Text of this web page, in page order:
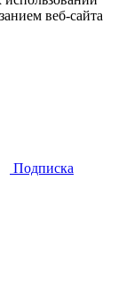
веб-сайта
Подписка